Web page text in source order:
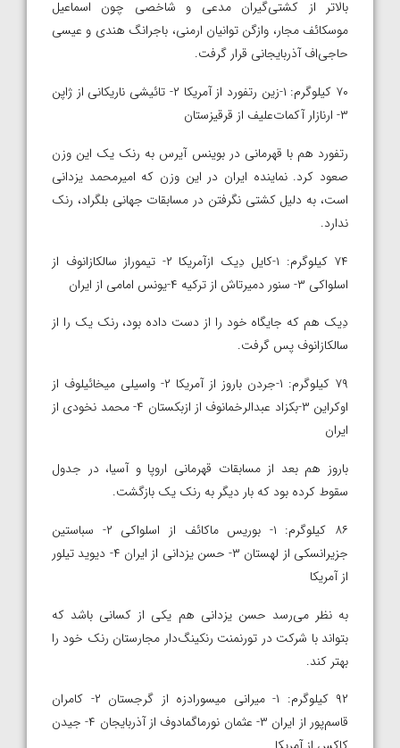
بالاتر از کشتی‌گیران مدعی و شاخصی چون اسماعیل
موسکائف مجار، وازگن توانیان ارمنی، باجرانگ هندی و عیسی
حاجی‌اف آذربایجانی قرار گرفت.
۷۰ کیلوگرم: ۱-زین رتفورد از آمریکا ۲- تائیشی ناریکانی از ژاپن
۳- ارنازار آکمات‌علیف از قرقیزستان
رتفورد هم با قهرمانی در بوینس آیرس به رنک یک این وزن
صعود کرد. نماینده ایران در این وزن که امیرمحمد یزدانی
است، به دلیل کشتی نگرفتن در مسابقات جهانی بلگراد، رنک
ندارد.
۷۴ کیلوگرم: ۱-کایل دِیک ازآمریکا ۲- تیموراز سالکازانوف از
اسلواکی ۳- سنور دمیرتاش از ترکیه ۴-یونس امامی از ایران
دِیک هم که جایگاه خود را از دست داده بود، رنک یک را از
سالکازانوف پس گرفت.
۷۹ کیلوگرم: ۱-جردن باروز از آمریکا ۲- واسیلی میخائیلوف از
اوکراین ۳-بکزاد عبدالرخمانوف از ازبکستان ۴- محمد نخودی از
ایران
باروز هم بعد از مسابقات قهرمانی اروپا و آسیا، در جدول
سقوط کرده بود که بار دیگر به رنک یک بازگشت.
۸۶ کیلوگرم: ۱- بوریس ماکائف از اسلواکی ۲- سباستین
جزیرانسکی از لهستان ۳- حسن یزدانی از ایران ۴- دیوید تیلور
از آمریکا
به نظر می‌رسد حسن یزدانی هم یکی از کسانی باشد که
بتواند با شرکت در تورنمنت رنکینگ‌دار مجارستان رنک خود را
بهتر کند.
۹۲ کیلوگرم: ۱- میرانی میسورادزه از گرجستان ۲- کامران
قاسم‌پور از ایران ۳- عثمان نورماگمادوف از آذربایجان ۴- جی‎دن